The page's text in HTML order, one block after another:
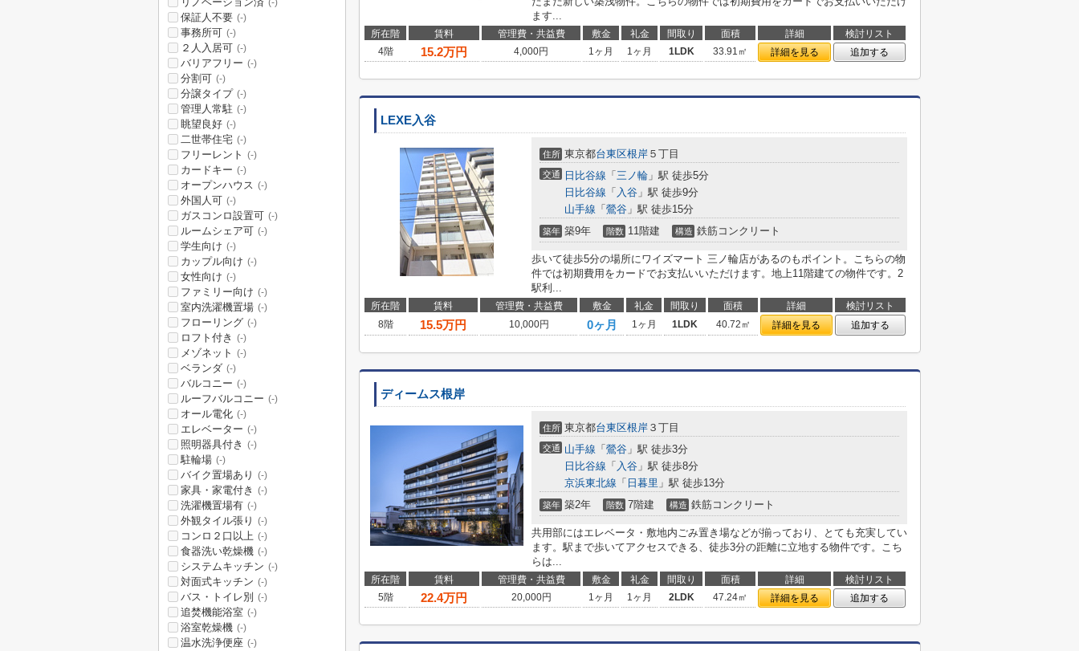
ます...
所在階 賃料 管理費・共益費 敷金 礼金 間取り 面積 詳細
検討リスト
4階
15.2万円 4,000円 1ヶ月 1ヶ月 1LDK 33.91㎡ 詳細を見る 追加する
LEXE入谷
住所 東京都台東区根岸 ５丁目
交通 日比谷線 「 三ノ輪 」駅 徒歩5分
日比谷線 「 入谷 」駅 徒歩9分
山手線 「 鶯谷 」駅 徒歩15分
築年 築9年 階数 11階建 構造 鉄筋コンクリート
歩いて徒歩5分の場所にワイズマート 三ノ輪店があるのもポイント。こちらの物
件では初期費用をカードでお支払いいただけます。地上11階建ての物件です。2
駅利...
所在階 賃料 管理費・共益費 敷金 礼金 間取り 面積 詳細
検討リスト
8階
15.5万円 10,000円 0ヶ月 1ヶ月 1LDK 40.72㎡ 詳細を見る 追加する
ディームス根岸
住所 東京都台東区根岸 ３丁目
交通 山手線 「 鶯谷 」駅 徒歩3分
日比谷線 「 入谷 」駅 徒歩8分
京浜東北線 「 日暮里 」駅 徒歩13分
築年 築2年 階数 7階建 構造 鉄筋コンクリート
共用部にはエレベータ・敷地内ごみ置き場などが揃っており、とても充実してい
ます。駅まで歩いてアクセスできる、徒歩3分の距離に立地する物件です。こち
らは...
所在階 賃料 管理費・共益費 敷金 礼金 間取り 面積 詳細
検討リスト
5階
22.4万円 20,000円 1ヶ月 1ヶ月 2LDK 47.24㎡ 詳細を見る 追加する
(-)
保証人不要 (-)
事務所可 (-)
２人入居可 (-)
バリアフリー (-)
分割可 (-)
分譲タイプ (-)
管理人常駐 (-)
眺望良好 (-)
二世帯住宅 (-)
フリーレント (-)
カードキー (-)
オープンハウス (-)
外国人可 (-)
ガスコンロ設置可 (-)
ルームシェア可 (-)
学生向け (-)
カップル向け (-)
女性向け (-)
ファミリー向け (-)
室内洗濯機置場 (-)
フローリング (-)
ロフト付き (-)
メゾネット (-)
ベランダ (-)
バルコニー (-)
ルーフバルコニー (-)
オール電化 (-)
エレベーター (-)
照明器具付き (-)
駐輪場 (-)
バイク置場あり (-)
家具・家電付き (-)
洗濯機置場有 (-)
外観タイル張り (-)
コンロ２口以上 (-)
食器洗い乾燥機 (-)
システムキッチン (-)
対面式キッチン (-)
バス・トイレ別 (-)
追焚機能浴室 (-)
浴室乾燥機 (-)
温水洗浄便座 (-)